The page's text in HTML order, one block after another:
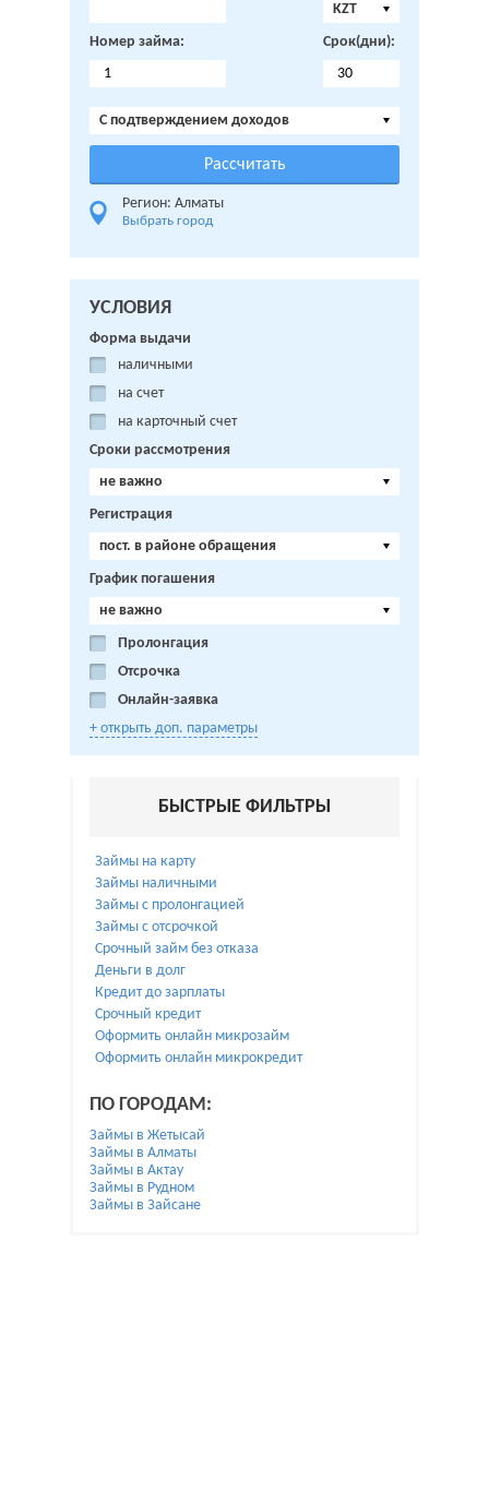
KZT
Номер займа:
Срок(дни):
C подтверждением доходов
Регион: Алматы
Выбрать город
УСЛОВИЯ
Форма выдачи
наличными
на счет
на карточный счет
Сроки рассмотрения
не важно
Регистрация
пост. в районе обращения
График погашения
не важно
Пролонгация
Отсрочка
Онлайн-заявка
+ открыть доп. параметры
БЫСТРЫЕ ФИЛЬТРЫ
Займы на карту
Займы наличными
Займы с пролонгацией
Займы с отсрочкой
Срочный займ без отказа
Деньги в долг
Кредит до зарплаты
Срочный кредит
Оформить онлайн микрозайм
Оформить онлайн микрокредит
ПО ГОРОДАМ:
Займы в Жетысай
Займы в Алматы
Займы в Актау
Займы в Рудном
Займы в Зайсане